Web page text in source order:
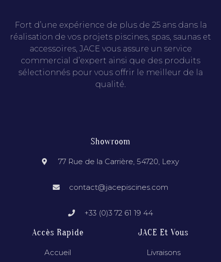
Fort d’une expérience de plus de 25 ans dans la
réalisation de vos projets piscines, spas, saunas et
accessoires, JACE vous assure un service
commercial d’expert ainsi que des produits
sélectionnés pour vous offrir le meilleur de la
qualité.
Showroom
77 Rue de la Carrière, 54720, Lexy
contact@jacepiscines.com
+33 (0)3 72 61 19 44
Accès Rapide
Accueil
JACE Et Vous
Livraisons